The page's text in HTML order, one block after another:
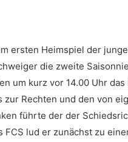
ersten Heimspiel der
die zweite
um kurz vor 14.00 Uhr
Rechten und den von
führte der der
lud er zunächst zu